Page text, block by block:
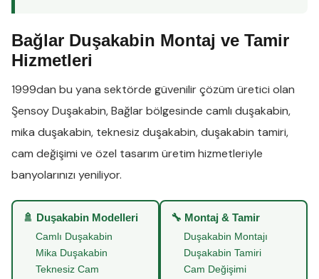
Bağlar Duşakabin Montaj ve Tamir
Hizmetleri
1999dan bu yana sektörde güvenilir çözüm üretici olan
Şensoy Duşakabin,Bağlarbölgesinde camlı duşakabin,
mika duşakabin, teknesiz duşakabin,duşakabin tamiri,
cam değişimi ve özel tasarım üretim hizmetleriyle
banyolarınızı yeniliyor.
🚿 Duşakabin Modelleri
Camlı Duşakabin
Mika Duşakabin
Teknesiz Cam
🔧 Montaj & Tamir
Duşakabin Montajı
Duşakabin Tamiri
Cam Değişimi